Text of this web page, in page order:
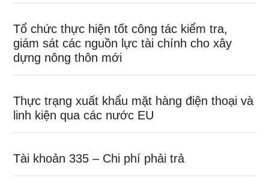
Tổ chức thực hiện tốt công tác kiểm tra,
giám sát các nguồn lực tài chính cho xây
dựng nông thôn mới
Thực trạng xuất khẩu mặt hàng điện thoại và
linh kiện qua các nước EU
Tài khoản 335 – Chi phí phải trả